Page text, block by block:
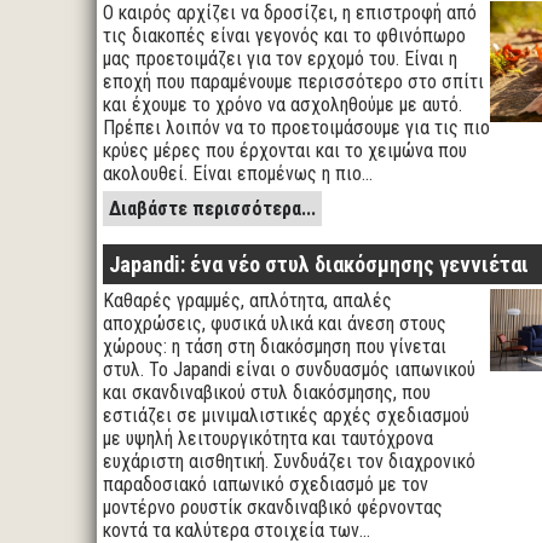
Ο καιρός αρχίζει να δροσίζει, η επιστροφή από
τις διακοπές είναι γεγονός και το φθινόπωρο
μας προετοιμάζει για τον ερχομό του. Είναι η
εποχή που παραμένουμε περισσότερο στο σπίτι
και έχουμε το χρόνο να ασχοληθούμε με αυτό.
Πρέπει λοιπόν να το προετοιμάσουμε για τις πιο
κρύες μέρες που έρχονται και το χειμώνα που
ακολουθεί. Είναι επομένως η πιο…
Διαβάστε περισσότερα...
Japandi: ένα νέο στυλ διακόσμησης γεννιέται
Καθαρές γραμμές, απλότητα, απαλές
αποχρώσεις, φυσικά υλικά και άνεση στους
χώρους: η τάση στη διακόσμηση που γίνεται
στυλ. Το Japandi είναι ο συνδυασμός ιαπωνικού
και σκανδιναβικού στυλ διακόσμησης, που
εστιάζει σε μινιμαλιστικές αρχές σχεδιασμού
με υψηλή λειτουργικότητα και ταυτόχρονα
ευχάριστη αισθητική. Συνδυάζει τον διαχρονικό
παραδοσιακό ιαπωνικό σχεδιασμό με τον
μοντέρνο ρουστίκ σκανδιναβικό φέρνοντας
κοντά τα καλύτερα στοιχεία των…